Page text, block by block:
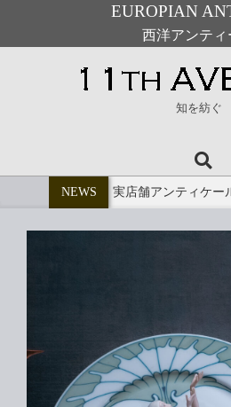
EUROPIAN
西洋アンティ
知を紡ぐ
Navigation
Search
NEWS 実店舗アンティケー